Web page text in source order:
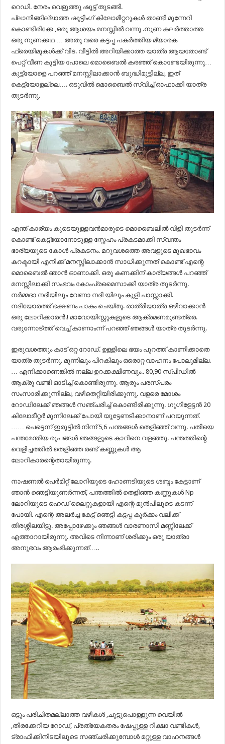
റെഡി. നേരം വെളുത്തു ഷൂട്ട് തുടങ്ങി.
പ്ലാനിങ്ങില്ലാത്ത ഷൂട്ടിംഗ് കിലോമീറ്ററുകൾ താണ്ടി മുന്നേറി
കൊണ്ടിരിക്കേ ,ഒരു ആശയം മനസ്സിൽ വന്നു .നുണ കലർത്താത്ത
ഒരു നുണക്കഥ … അതു വരെ കട്ടപ്പ പകർത്തിയ മ്യാരക
ഫ്രെയിമുകൾക്ക് വിട. വീട്ടിൽ അറിയിക്കാത്ത യാത്ര ആയതോണ്ട്
പെറ്റ് വീണ കുട്ടിയ പോലെ മൊബൈൽ കരഞ്ഞ് കൊണ്ടേയിരുന്നു…
കുട്ട്യോളെ പറഞ്ഞ് മനസ്സിലാക്കാൻ ബുദ്ധിമുട്ടില്ല, ഇത്
കെട്ട്യോളല്ലെ…. ഒടുവിൽ മൊബൈൽ സ്വിച്ച് ഓഫാക്കി യാത്ര
തുടർന്നു.
എന്ത് കാര്യം കുടെയുള്ളവൻമാരുടെ മൊബൈലിൽ വിളി തുടർന്ന്
കൊണ്ട് കെട്ട്യോനോടുള്ള സ്നേഹം പ്രകടമാക്കി സ്വന്തം
ഭാര്യയുടെ കോൾ പ്രകടനം. മറുവശത്തെ അവളുടെ മുഖഭാവം
കറക്ടായി എനിക്ക് മനസ്സിലാക്കാൻ സാധിക്കുന്നത് കൊണ്ട് എന്റെ
മൊബൈൽ ഞാൻ ഓണാക്കി. ഒരു കണക്കിന് കാര്യങ്ങൾ പറഞ്ഞ്
മനസ്സിലാക്കി സംഭവം കോംപ്രമൈസാക്കി യാത്ര തുടർന്നു.
നർമ്മദാ നദിയിലും വേണാ നദി യിലും കുളി പാസ്സാക്കി.
നദിയോരത്ത് ഭക്ഷണം പാകം ചെയ്തു. രാത്രിയാത്ര ഒഴിവാക്കാൻ
ഒരു ലോറിക്കാരൻ.! മാവോയിസ്റ്റുകളുടെ ആക്രമണമുണ്ടത്രെ.
വരുന്നോട്ത്ത് വെച്ച് കാണാംന്ന് പറഞ്ഞ് ഞങ്ങൾ യാത്ര തുടർന്നു.
ഇരുവശത്തും കാട് ഒറ്റ റോഡ്. ഉള്ളിലെ ഭയം പുറത്ത് കാണിക്കാതെ
യാത്ര തുടർന്നു. മുന്നിലും പിറകിലും ഒരൊറ്റ വാഹനം പോലുമില്ല.
… എനിക്കാണെങ്കിൽ നല്ല ഉറക്കക്ഷീണവും.. 80,90 സ്പീഡിൽ
ആക്രു വണ്ടി ഓടിച്ച് കൊണ്ടിരുന്നു. ആരും പരസ്പരം
സംസാരിക്കുന്നില്ല, വഴിതെറ്റിയിരിക്കുന്നു. വളരെ മോശം
റോഡിലേക്ക് ഞങ്ങൾ സഞ്ചരിച്ച് കൊണ്ടിരിക്കുന്നു. ഗൂഗിളേട്ടൻ 20
കിലോമീറ്റർ മുന്നിലേക്ക് പോയി യൂട്ടേണടിക്കാനാണ് പറയുന്നത്.
…… പെട്ടെന്ന് ഇരുട്ടിൽ നിന്ന് 5,6 പന്തങ്ങൾ തെളിഞ്ഞ് വന്നു. പതിയെ
പന്തമേന്തിയ രൂപങ്ങൾ ഞങ്ങളുടെ കാറിനെ വളഞ്ഞു. പന്തത്തിന്റെ
വെളിച്ചത്തിൽ തെളിഞ്ഞ രണ്ട് കണ്ണുകൾ ആ
ലോറികാരന്റെതായിരുന്നു.
നാഷണൽ പെർമിറ്റ് ലോറിയുടെ ഹോണടിയുടെ ശബ്ദം കേട്ടാണ്
ഞാൻ ഞെട്ടിയുണർന്നത്, പന്തത്തിൽ തെളിഞ്ഞ കണ്ണുകൾ Np
ലോറിയുടെ ഹെഡ് ലൈറ്റുകളായി എന്റെ മുൻപിലൂടെ കടന്ന്
പോയി. എന്റെ അലർച്ച കേട്ട് ഞെട്ടി കട്ടപ്പ കൂർക്കം വലിക്ക്
തിരശ്ശീലയിട്ടു. അപ്പോഴേക്കും ഞങ്ങൾ വാരണാസി മണ്ണിലേക്ക്
എത്താറായിരുന്നു. അവിടെ നിന്നാണ് ശരിക്കും ഒരു യാത്രാ
അനുഭവം ആരംഭിക്കുന്നത്…..
ഒട്ടും പരിചിതമല്ലാത്ത വഴികൾ ,ചുട്ടുപൊള്ളുന്ന വെയിൽ
,തിരക്കേറിയ റോഡ്, പ്രത്യേകതരം ഷേപ്പുള്ള റിക്ഷാ വണ്ടികൾ,
ട്രാഫിക്കിനിടയിലൂടെ സഞ്ചരിക്കുമ്പോൾ മറ്റുള്ള വാഹനങ്ങൾ